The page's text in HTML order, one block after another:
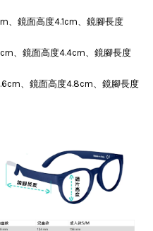
加入購物車
、鏡面高度4.1cm、鏡腳長度
、鏡面高度4.4cm、鏡腳長度
、鏡面高度4.8cm、鏡腳長度